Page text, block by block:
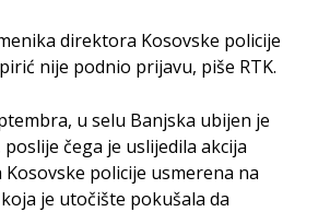
direktora Kosovske policije
nije podnio prijavu, piše RTK.
u selu Banjska ubijen je
čega je uslijedila akcija
policije usmerena na
je utočište pokušala da